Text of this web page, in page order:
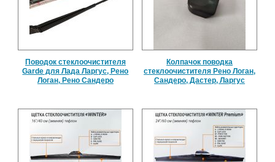
Поводок стеклоочистителя
Garde для Лада Ларгус, Рено
Логан, Рено Сандеро
Колпачок поводка
стеклоочистителя Рено Логан,
Сандеро, Дастер, Ларгус